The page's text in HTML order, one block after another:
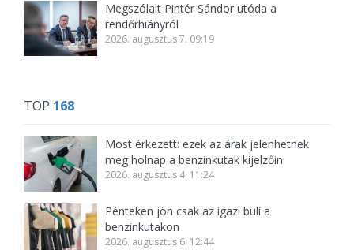
Megszólalt Pintér Sándor utóda a
rendőrhiányról
2026. augusztus 7. 09:19
TOP 168
Most érkezett: ezek az árak jelenhetnek
meg holnap a benzinkutak kijelzőin
2026. augusztus 4. 11:24
Pénteken jön csak az igazi buli a
benzinkutakon
2026. augusztus 6. 12:44